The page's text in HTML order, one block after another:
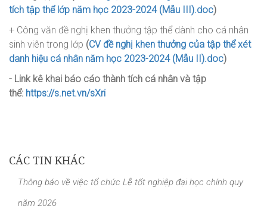
tích tập thể lớp năm học 2023-2024 (Mẫu III).doc)
+ Công văn đề nghị khen thưởng tập thể dành cho cá nhân
sinh viên trong lớp (CV đề nghị khen thưởng của tập thể xét
danh hiệu cá nhân năm học 2023-2024 (Mẫu II).doc)
- Link kê khai báo cáo thành tích cá nhân và tập
thể: https://s.net.vn/sXri
CÁC TIN KHÁC
Thông báo về việc tổ chức Lễ tốt nghiệp đại học chính quy
năm 2026